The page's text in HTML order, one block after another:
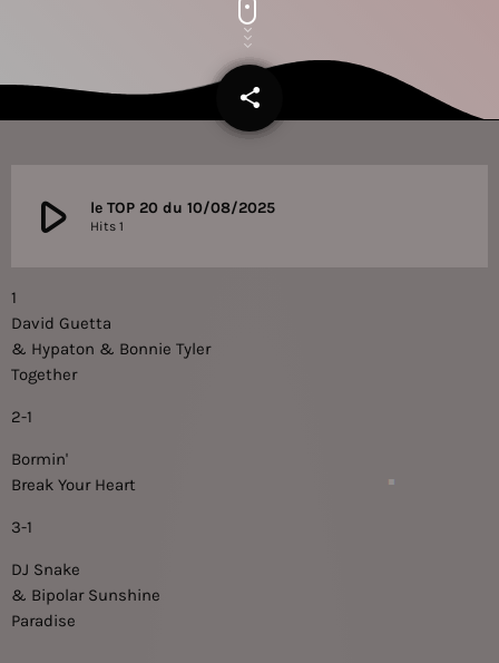
share
email
play_arrow le TOP 20 du 10/08/2025
Hits 1
1
David Guetta
& Hypaton & Bonnie Tyler
Together
2-1
Bormin'
Break Your Heart
3-1
DJ Snake
& Bipolar Sunshine
Paradise